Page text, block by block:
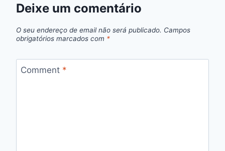
Deixe um comentário
O seu endereço de email não será publicado. Campos
obrigatórios marcados com *
Comment *